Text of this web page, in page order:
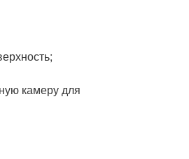
камеру для